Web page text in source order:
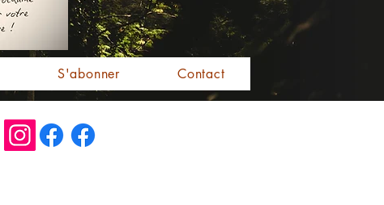
S'abonner Contact